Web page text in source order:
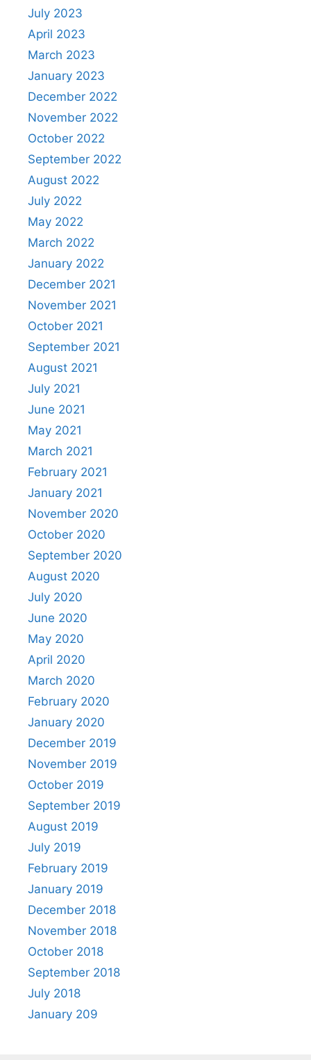
July 2023
April 2023
March 2023
January 2023
December 2022
November 2022
October 2022
September 2022
August 2022
July 2022
May 2022
March 2022
January 2022
December 2021
November 2021
October 2021
September 2021
August 2021
July 2021
June 2021
May 2021
March 2021
February 2021
January 2021
November 2020
October 2020
September 2020
August 2020
July 2020
June 2020
May 2020
April 2020
March 2020
February 2020
January 2020
December 2019
November 2019
October 2019
September 2019
August 2019
July 2019
February 2019
January 2019
December 2018
November 2018
October 2018
September 2018
July 2018
January 209